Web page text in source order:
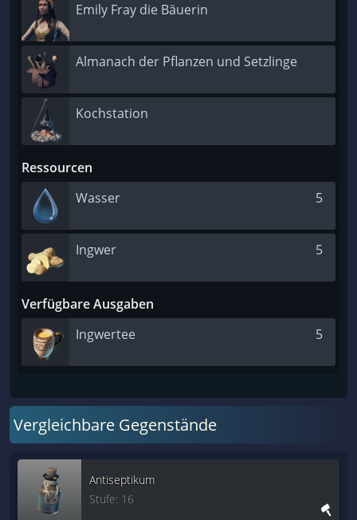
Emily Fray die Bäuerin
Almanach der Pflanzen und Setzlinge
Kochstation
Ressourcen
Wasser
5
Ingwer 5
Verfügbare Ausgaben
Ingwertee
5
Vergleichbare Gegenstände
Antiseptikum
Stufe: 16